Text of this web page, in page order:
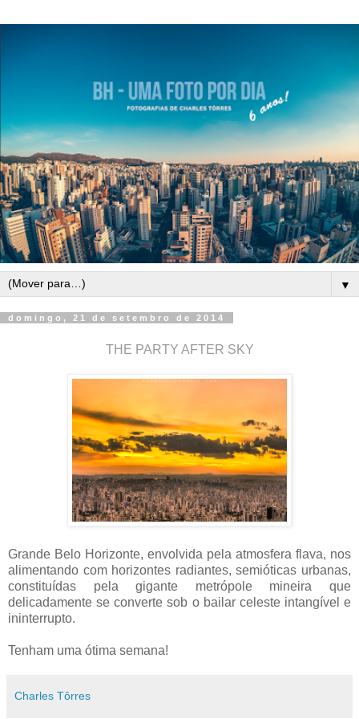
▼
domingo, 21 de setembro de 2014
THE PARTY AFTER SKY
Grande Belo Horizonte, envolvida pela atmosfera flava, nos
alimentando com horizontes radiantes, semióticas urbanas,
constituídas pela gigante metrópole mineira que
delicadamente se converte sob o bailar celeste intangível e
ininterrupto.
Tenham uma ótima semana!
Charles Tôrres